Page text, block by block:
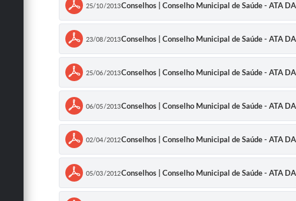
25/10/2013Conselhos | Conselho Municipal de Saúde - ATA
23/08/2013Conselhos | Conselho Municipal de Saúde - ATA
25/06/2013Conselhos | Conselho Municipal de Saúde - ATA
06/05/2013Conselhos | Conselho Municipal de Saúde - ATA
02/04/2012Conselhos | Conselho Municipal de Saúde - ATA
05/03/2012Conselhos | Conselho Municipal de Saúde - ATA